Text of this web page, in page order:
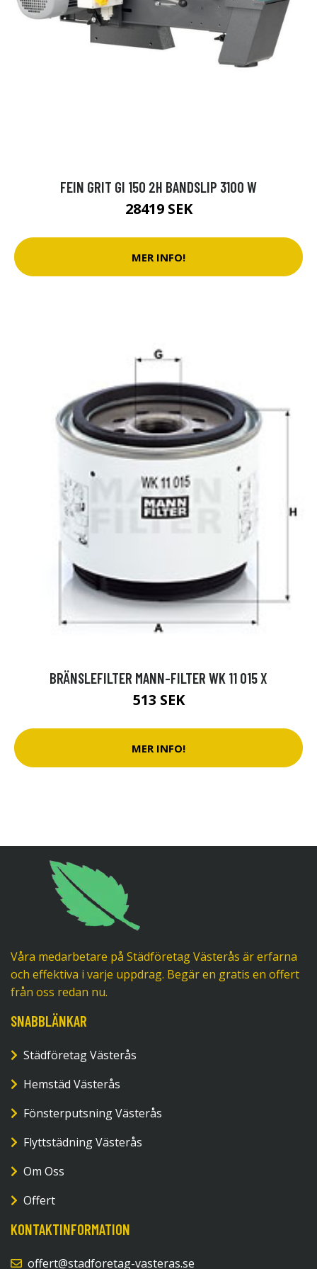
FEIN GRIT GI 150 2H BANDSLIP 3100 W
28419 SEK
MER INFO!
BRÄNSLEFILTER MANN-FILTER WK 11 015 X
513 SEK
MER INFO!
Våra medarbetare på Städföretag Västerås är erfarna
och effektiva i varje uppdrag. Begär en gratis en offert
från oss redan nu.
SNABBLÄNKAR
Städföretag Västerås
Hemstäd Västerås
Fönsterputsning Västerås
Flyttstädning Västerås
Om Oss
Offert
KONTAKTINFORMATION
offert@stadforetag-vasteras.se